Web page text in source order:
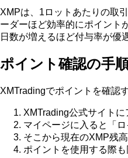
XMPは、1ロットあたりの取
ーダーほど効率的にポイント
日数が増えるほど付与率が優
ポイント確認の手
XMTradingでポイントを確認
XMTrading公式サイト
マイページに入ると「
そこから現在のXMP残
ポイントを使用する際